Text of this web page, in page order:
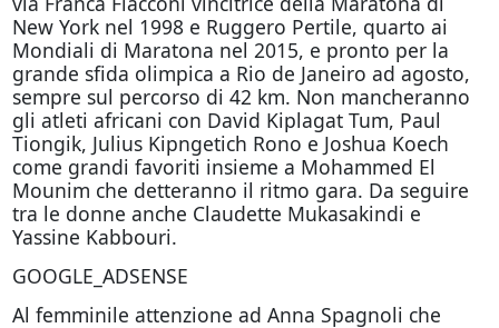
New York nel 1998 e Ruggero Pertile, quarto ai
Mondiali di Maratona nel 2015, e pronto per la
grande sfida olimpica a Rio de Janeiro ad agosto,
sempre sul percorso di 42 km. Non mancheranno
gli atleti africani con David Kiplagat Tum, Paul
Tiongik, Julius Kipngetich Rono e Joshua Koech
come grandi favoriti insieme a Mohammed El
Mounim che detteranno il ritmo gara. Da seguire
tra le donne anche Claudette Mukasakindi e
Yassine Kabbouri.
GOOGLE_ADSENSE
Al femminile attenzione ad Anna Spagnoli che